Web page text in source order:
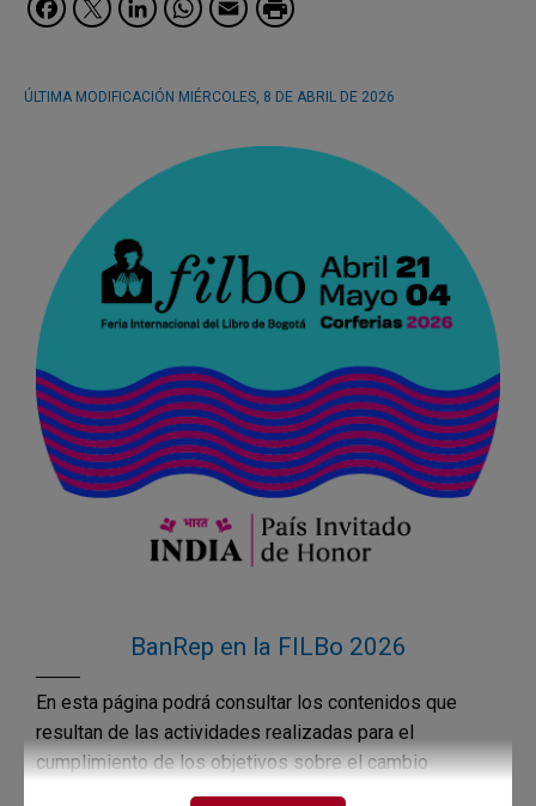
ÚLTIMA MODIFICACIÓN MIÉRCOLES, 8 DE ABRIL DE 2026
BanRep en la FILBo 2026
En esta página podrá consultar los contenidos que
resultan de las actividades realizadas para el
cumplimiento de los objetivos sobre el cambio